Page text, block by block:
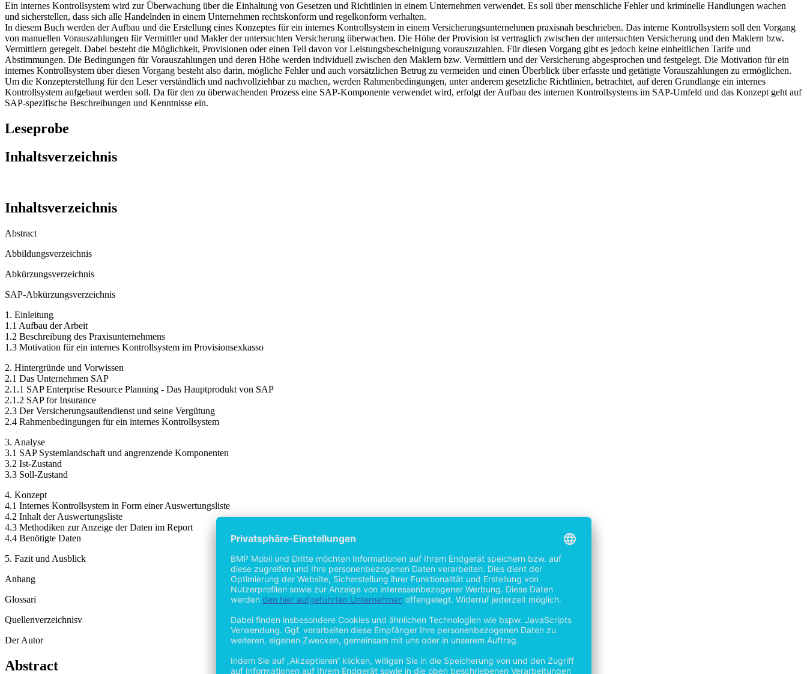
Ein internes Kontrollsystem wird zur Überwachung über die Einhaltung von Gesetzen und Richtlinien in einem Unternehmen verwendet. Es soll über menschliche Fehler und kriminelle Handlungen wachen
und sicherstellen, dass sich alle Handelnden in einem Unternehmen rechtskonform und regelkonform verhalten.
In diesem Buch werden der Aufbau und die Erstellung eines Konzeptes für ein internes Kontrollsystem in einem Versicherungsunternehmen praxisnah beschrieben. Das interne Kontrollsystem soll den Vorgang
von manuellen Vorauszahlungen für Vermittler und Makler der untersuchten Versicherung überwachen. Die Höhe der Provision ist vertraglich zwischen der untersuchten Versicherung und den Maklern bzw.
Vermittlern geregelt. Dabei besteht die Möglichkeit, Provisionen oder einen Teil davon vor Leistungsbescheinigung vorauszuzahlen. Für diesen Vorgang gibt es jedoch keine einheitlichen Tarife und
Abstimmungen. Die Bedingungen für Vorauszahlungen und deren Höhe werden individuell zwischen den Maklern bzw. Vermittlern und der Versicherung abgesprochen und festgelegt. Die Motivation für ein
internes Kontrollsystem über diesen Vorgang besteht also darin, mögliche Fehler und auch vorsätzlichen Betrug zu vermeiden und einen Überblick über erfasste und getätigte Vorauszahlungen zu ermöglichen.
Um die Konzepterstellung für den Leser verständlich und nachvollziehbar zu machen, werden Rahmenbedingungen, unter anderem gesetzliche Richtlinien, betrachtet, auf deren Grundlange ein internes
Kontrollsystem aufgebaut werden soll. Da für den zu überwachenden Prozess eine SAP-Komponente verwendet wird, erfolgt der Aufbau des internen Kontrollsystems im SAP-Umfeld und das Konzept geht auf
SAP-spezifische Beschreibungen und Kenntnisse ein.
Leseprobe
Inhaltsverzeichnis
Inhaltsverzeichnis
Abstract
Abbildungsverzeichnis
Abkürzungsverzeichnis
SAP-Abkürzungsverzeichnis
1. Einleitung
1.1 Aufbau der Arbeit
1.2 Beschreibung des Praxisunternehmens
1.3 Motivation für ein internes Kontrollsystem im Provisionsexkasso
2. Hintergründe und Vorwissen
2.1 Das Unternehmen SAP
2.1.1 SAP Enterprise Resource Planning - Das Hauptprodukt von SAP
2.1.2 SAP for Insurance
2.3 Der Versicherungsaußendienst und seine Vergütung
2.4 Rahmenbedingungen für ein internes Kontrollsystem
3. Analyse
3.1 SAP Systemlandschaft und angrenzende Komponenten
3.2 Ist-Zustand
3.3 Soll-Zustand
4. Konzept
4.1 Internes Kontrollsystem in Form einer Auswertungsliste
4.2 Inhalt der Auswertungsliste
4.3 Methodiken zur Anzeige der Daten im Report
4.4 Benötigte Daten
5. Fazit und Ausblick
Anhang
Glossari
Quellenverzeichnisv
Der Autor
Abstract